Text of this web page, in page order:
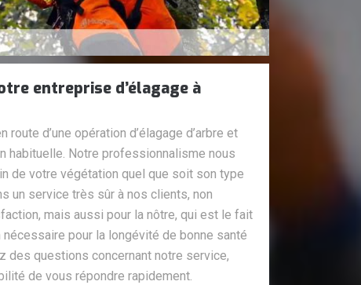
entreprise d’élagage à
route d’une opération d’élagage d’arbre et
habituelle. Notre professionnalisme nous
de votre végétation quel que soit son type
un service très sûr à nos clients, non
mais aussi pour la nôtre, qui est le fait
pour la longévité de bonne santé
des questions concernant notre service,
de vous répondre rapidement.